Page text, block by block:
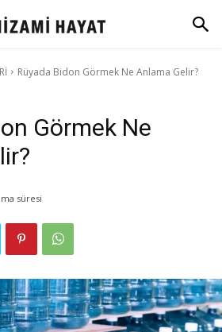
Rüyada Bidon Görmek Ne Anlama Gelir?
Görmek Ne
süresi